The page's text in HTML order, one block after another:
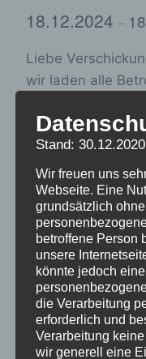
18.12.2024 –
Liebe
wir laden alle
einem anderen
verschickt, oder
aktueller
44. Videotreffen
18.00 – 20.00
Wer den
automatisch
Stand: 30.12.2020
Wir freuen uns
Webseite. Eine
grundsätzlich
betroffene Person
unsere
könnte jedoch
die Verarbeitung
erforderlich und
Verarbeitung
wir generell eine